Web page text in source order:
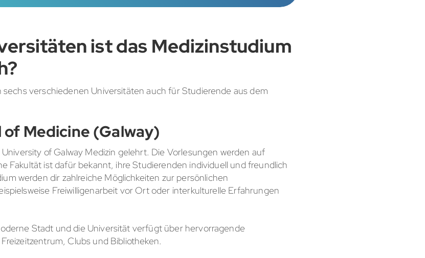
ist das Medizinstudium
sechs verschiedenen Universitäten auch für Studierende aus dem
of Medicine (Galway)
of Galway Medizin gelehrt. Die Vorlesungen werden auf
Fakultät ist dafür bekannt, ihre Studierenden individuell und freundlich
werden dir zahlreiche Möglichkeiten zur persönlichen
Freiwilligenarbeit vor Ort oder interkulturelle Erfahrungen
Stadt und die Universität verfügt über hervorragende
Clubs und Bibliotheken.